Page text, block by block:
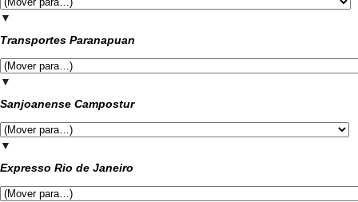
▼
Transportes Paranapuan
▼
Sanjoanense Campostur
▼
Expresso Rio de Janeiro